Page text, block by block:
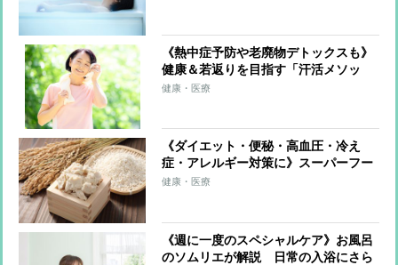
《熱中症予防や老廃物デトックスも》
健康＆若返りを目指す「汗活メソッ
ド」のポイント「6～8時間の睡眠をし
健康・医療
《ダイエット・便秘・高血圧・冷え
症・アレルギー対策に》スーパーフー
ド「酒粕」驚きの発酵パワーを解説！
健康・医療
《週に一度のスペシャルケア》お風呂
のソムリエが解説 日常の入浴にさら